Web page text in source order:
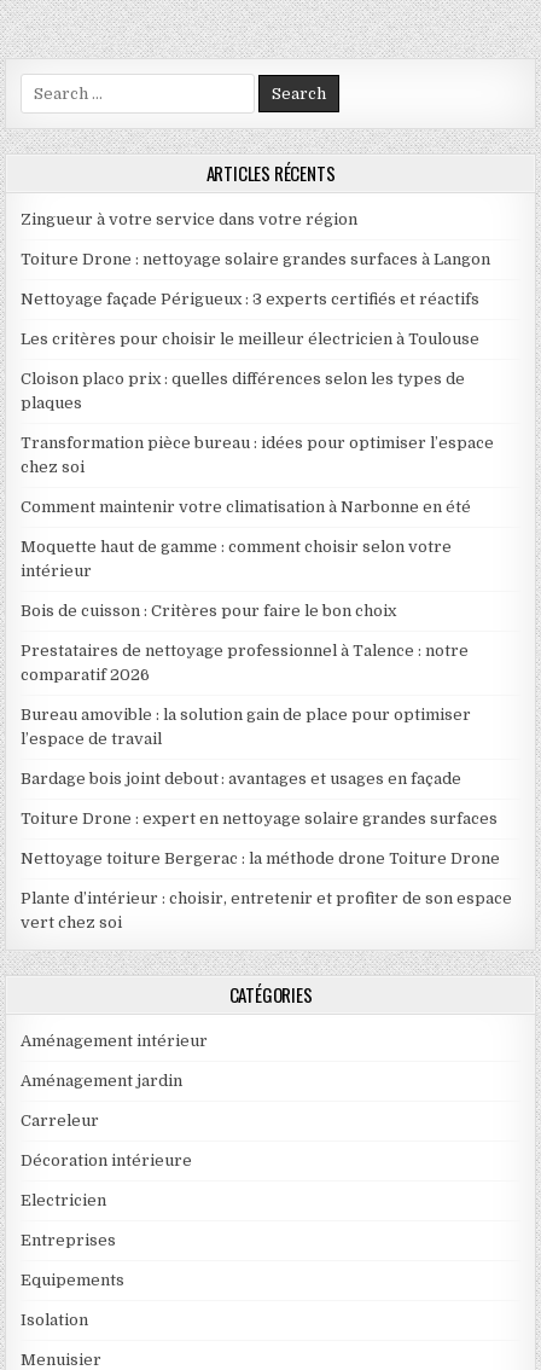
Search for:
ARTICLES RÉCENTS
Zingueur à votre service dans votre région
Toiture Drone : nettoyage solaire grandes surfaces à Langon
Nettoyage façade Périgueux : 3 experts certifiés et réactifs
Les critères pour choisir le meilleur électricien à Toulouse
Cloison placo prix : quelles différences selon les types de
plaques
Transformation pièce bureau : idées pour optimiser l’espace
chez soi
Comment maintenir votre climatisation à Narbonne en été
Moquette haut de gamme : comment choisir selon votre
intérieur
Bois de cuisson : Critères pour faire le bon choix
Prestataires de nettoyage professionnel à Talence : notre
comparatif 2026
Bureau amovible : la solution gain de place pour optimiser
l’espace de travail
Bardage bois joint debout : avantages et usages en façade
Toiture Drone : expert en nettoyage solaire grandes surfaces
Nettoyage toiture Bergerac : la méthode drone Toiture Drone
Plante d’intérieur : choisir, entretenir et profiter de son espace
vert chez soi
CATÉGORIES
Aménagement intérieur
Aménagement jardin
Carreleur
Décoration intérieure
Electricien
Entreprises
Equipements
Isolation
Menuisier